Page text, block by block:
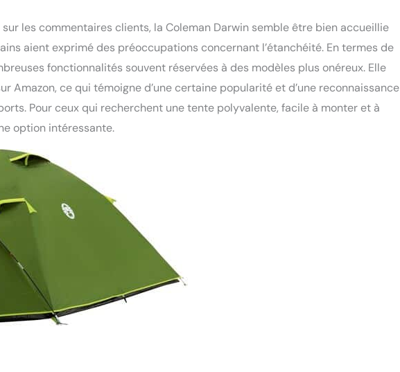
les commentaires clients, la Coleman Darwin semble être bien accueillie
aient exprimé des préoccupations concernant l’étanchéité. En termes de
fonctionnalités souvent réservées à des modèles plus onéreux. Elle
Amazon, ce qui témoigne d’une certaine popularité et d’une reconnaissance
Pour ceux qui recherchent une tente polyvalente, facile à monter et à
option intéressante.